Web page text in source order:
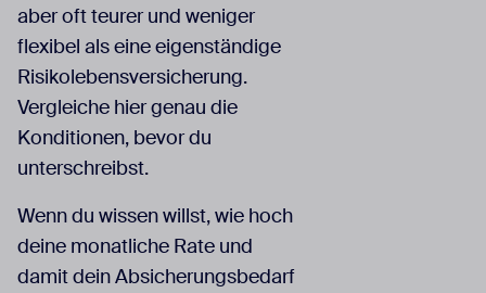
aber oft teurer und weniger
flexibel als eine eigenständige
Risikolebensversicherung.
Vergleiche hier genau die
Konditionen, bevor du
unterschreibst.
Wenn du wissen willst, wie hoch
deine monatliche Rate und
damit dein Absicherungsbedarf